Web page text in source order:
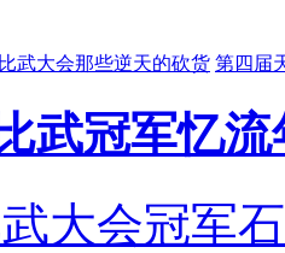
武大会那些逆天的砍货 第四届
武冠军忆流
武大会冠军